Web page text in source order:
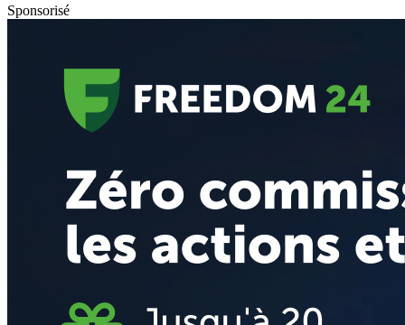
Sponsorisé